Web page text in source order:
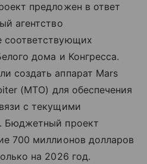
предложен в ответ
агентство
соответствующих
дома и Конгресса.
создать аппарат Mars
(MTO) для обеспечения
с текущими
Бюджетный проект
700 миллионов долларов
на 2026 год.